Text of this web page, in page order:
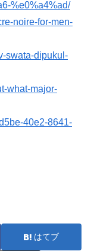
%e0%a4%ad/
noire-for-men-
swata-dipukul-
what-major-
40e2-8641-
はてブ